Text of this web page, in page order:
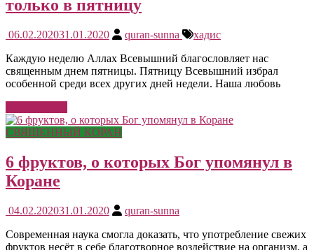
только в пятницу
06.02.202031.01.2020 quran-sunna
хадис
Каждую неделю Аллах Всевышний благословляет нас
священным днем пятницы. Пятницу Всевышний избрал
особенной среди всех других дней недели. Наша любовь
СВЯЩЕННЫЙ КОРАН
6 фруктов, о которых Бог упомянул в
Коране
04.02.202031.01.2020
quran-sunna
Современная наука смогла доказать, что употребление свежих
фруктов несёт в себе благотворное воздействие на организм, а